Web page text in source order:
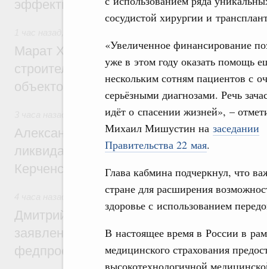
сосудистой хирургии и
«Увеличенное финансирование
уже в этом году оказать помощь
нескольким сотням пациентов с
серьёзными диагнозами. Речь
идёт о спасении жизней», –
Михаил Мишустин на заседании
Правительства 22 мая.
Глава кабмина подчеркнул, что
стране для расширения
здоровье с использованием
В настоящее время в России в
медицинского страхования
высокотехнологичной
эффективность поддержки сельских
Марат Хуснуллин: «Единый заказчик»
строительство и реконструкцию более
объектов
Чрезвычайные ситуации и ликвидация их
Александр Козлов провёл заседание
ликвидации последствий чрезвычайной
Керченском проливе
Среднее профессиональное образование
Дмитрий Чернышенко: Установлен
заявлений от абитуриентов колледжей и
федпроекта «Профессионалитет»